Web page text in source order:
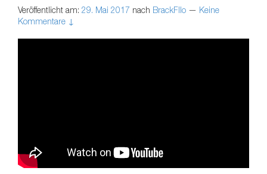
Veröffentlicht am: 29. Mai 2017 nach BrackFllo — Keine
Kommentare ↓